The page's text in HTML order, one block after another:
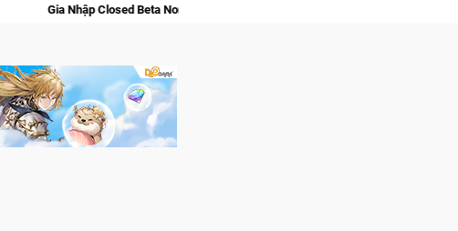
Norse Saga: Cửu Giới Thức Tỉnh, Săn DJI Osmo Pocket 3 Ngay Hôm Nay